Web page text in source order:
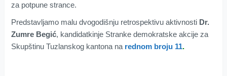
za potpune strance.
Predstavljamo malu dvogodišnju retrospektivu aktivnosti Dr.
Zumre Begić, kandidatkinje Stranke demokratske akcije za
Skupštinu Tuzlanskog kantona na rednom broju 11.